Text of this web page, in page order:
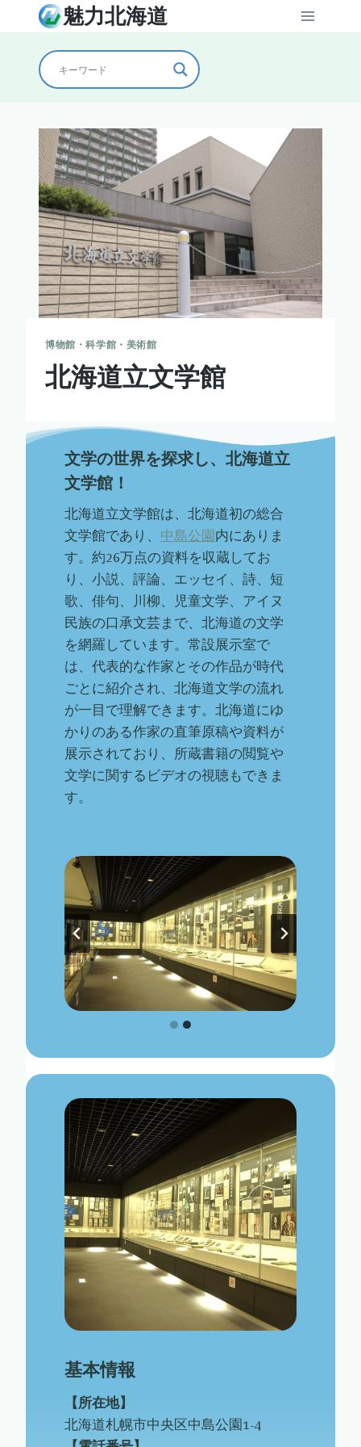
魅力北海道
博物館・科学館・美術館
北海道立文学館
文学の世界を探求し、北海道立
文学館！
北海道立文学館は、北海道初の総合
文学館であり、 中島公園内にありま
す。約26万点の資料を収蔵してお
り、小説、評論、エッセイ、詩、短
歌、俳句、川柳、児童文学、アイヌ
民族の口承文芸まで、北海道の文学
を網羅しています。常設展示室で
は、代表的な作家とその作品が時代
ごとに紹介され、北海道文学の流れ
が一目で理解できます。北海道にゆ
かりのある作家の直筆原稿や資料が
展示されており、所蔵書籍の閲覧や
文学に関するビデオの視聴もできま
す。
基本情報
【所在地】
北海道札幌市中央区中島公園1-4